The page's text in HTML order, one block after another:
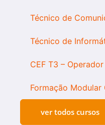
Técnico de
Técnico de
CEF T3 –
Formação
ver todos cursos